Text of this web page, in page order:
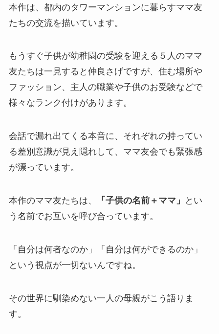
本作は、都内のタワーマンションに暮らすママ友
たちの交流を描いています。
もうすぐ子供が幼稚園の受験を迎える５人のママ
友たちは一見すると仲良さげですが、住む場所や
ファッション、主人の職業や子供のお受験などで
様々なランク付けがあります。
会話で漏れ出てくる本音に、それぞれの持ってい
る差別意識が見え隠れして、ママ友会でも緊張感
が漂っています。
本作のママ友たちは、 「子供の名前＋ママ」
とい
う名前でお互いを呼び合っています。
「自分は何者なのか」「自分は何ができるのか」
という視点が一切ないんですね。
その世界に馴染めない一人の母親がこう語りま
す。